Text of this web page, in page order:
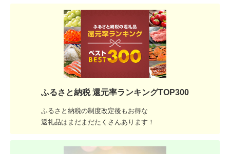
ふるさと納税 還元率ランキングTOP300
ふるさと納税の制度改定後もお得な
返礼品はまだまだたくさんあります！